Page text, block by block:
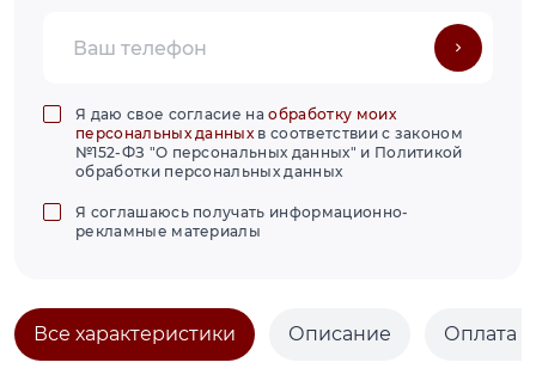
Я даю свое согласие наобработку моих
персональных данныхв соответствии с законом
№152-ФЗ "О персональных данных" и Политикой
обработки персональных данных
Я соглашаюсь получать информационно-
рекламные материалы
Все характеристики Описание Оплата